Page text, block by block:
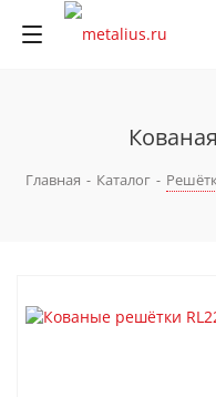
Главная - Каталог -